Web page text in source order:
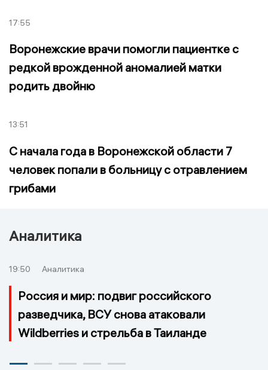
17:55
Воронежские врачи помогли пациентке с
редкой врожденной аномалией матки
родить двойню
13:51
С начала года в Воронежской области 7
человек попали в больницу с отравлением
грибами
Аналитика
19:50 Аналитика
Россия и мир: подвиг российского
разведчика, ВСУ снова атаковали
Wildberries и стрельба в Таиланде